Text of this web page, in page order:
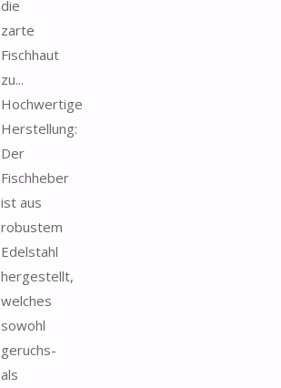
die
zarte
Fischhaut
zu...
Hochwertige
Herstellung:
Der
Fischheber
ist aus
robustem
Edelstahl
hergestellt,
welches
sowohl
geruchs-
als